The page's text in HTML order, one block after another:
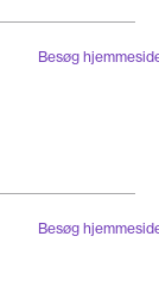
Besøg
Besøg